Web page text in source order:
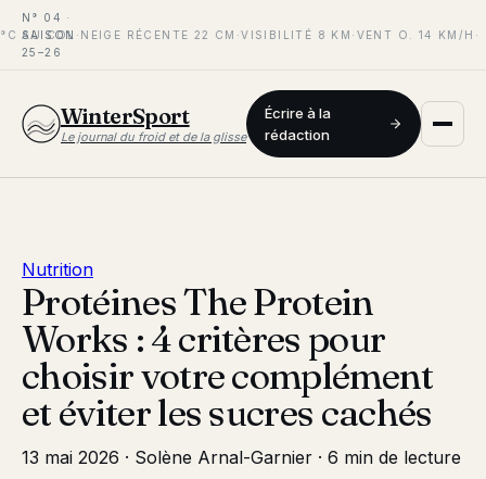
N° 04 ·
SAISON
25–26
AU COL· NEIGE RÉCENTE 22 CM· VISIBILITÉ 8 KM· VENT O. 14 KM/H·
WinterSport
Le journal du froid et de la glisse
Écrire à la
rédaction
Nutrition
Protéines The Protein
Works : 4 critères pour
choisir votre complément
et éviter les sucres cachés
13 mai 2026 · Solène Arnal-Garnier · 6 min de lecture